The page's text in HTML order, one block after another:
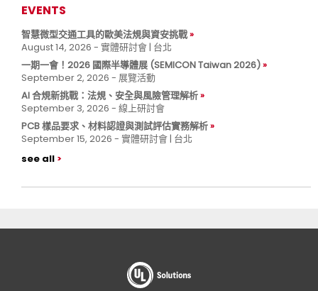
EVENTS
智慧微型交通工具的歐美法規與資安挑戰
August 14, 2026 - 實體研討會 | 台北
一期一會！2026 國際半導體展 (SEMICON Taiwan 2026)
September 2, 2026 - 展覽活動
AI 合規新挑戰：法規、安全與風險管理解析
September 3, 2026 - 線上研討會
PCB 樣品要求、材料認證與測試評估實務解析
September 15, 2026 - 實體研討會 | 台北
see all